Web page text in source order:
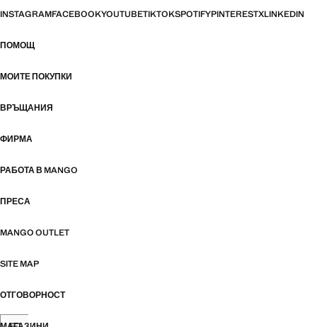
INSTAGRAMFACEBOOKYOUTUBETIKTOKSPOTIFYPINTERESTXLINKEDIN
ПОМОЩ
МОИТЕ ПОКУПКИ
ВРЪЩАНИЯ
ФИРМА
РАБОТА В MANGO
ПРЕСА
MANGO OUTLET
SITE MAP
ОТГОВОРНОСТ